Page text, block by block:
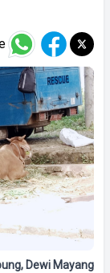
Dewi Mayang